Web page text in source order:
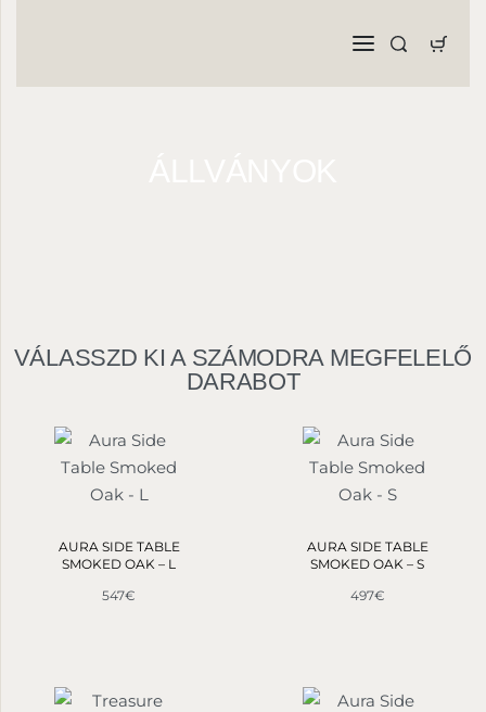
VÁLASSZD KI A SZÁMODRA MEGFELELŐ
DARABOT
AURA SIDE TABLE
SMOKED OAK – L
547€
AURA SIDE TABLE
SMOKED OAK – S
497€